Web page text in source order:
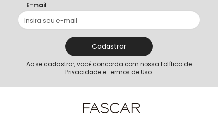
E-mail
Cadastrar
Ao se cadastrar, você concorda com nossa Política de
Privacidadee Termos de Uso.